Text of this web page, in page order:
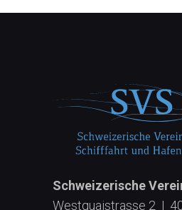
Schweizerische
Westquaistrasse 2 |